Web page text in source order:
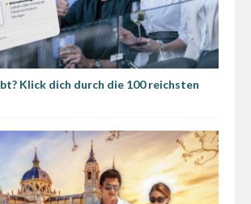
Klick dich durch die 100 reichsten